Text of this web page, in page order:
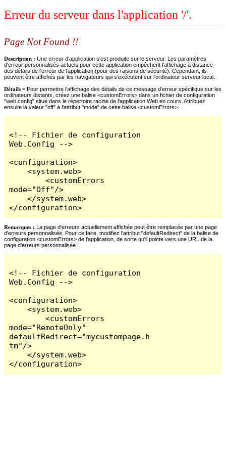
Erreur du serveur dans l'application '/'.
Page Not Found !!
Description : Une erreur d'application s'est produite sur le serveur. Les paramètres
d'erreur personnalisés actuels pour cette application empêchent l'affichage à distance
des détails de l'erreur de l'application (pour des raisons de sécurité). Cependant, ils
peuvent être affichés par les navigateurs qui s'exécutent sur l'ordinateur serveur local.
Détails = Pour permettre l'affichage des détails de ce message d'erreur spécifique sur les
ordinateurs distants, créez une balise <customErrors> dans un fichier de configuration
"web.config" situé dans le répertoire racine de l'application Web en cours. Attribuez
ensuite la valeur "off" à l'attribut "mode" de cette balise <customErrors>.
<!-- Fichier de configuration
Web.Config -->
<configuration>
    <system.web>
        <customErrors
mode="Off"/>
    </system.web>
</configuration>
Remarques : La page d'erreurs actuellement affichée peut être remplacée par une page
d'erreurs personnalisée. Pour ce faire, modifiez l'attribut "defaultRedirect" de la balise de
configuration <customErrors> de l'application, de sorte qu'il pointe vers une URL de la
page d'erreurs personnalisée !
<!-- Fichier de configuration
Web.Config -->
<configuration>
    <system.web>
        <customErrors
mode="RemoteOnly"
defaultRedirect="mycustompage.h
tm"/>
    </system.web>
</configuration>